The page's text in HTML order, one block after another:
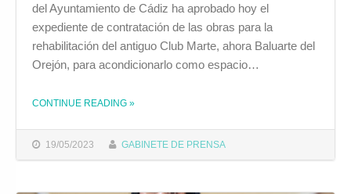
19/05/2023 GABINETE DE PRENSA
del Ayuntamiento de Cádiz ha aprobado hoy el
expediente de contratación de las obras para la
rehabilitación del antiguo Club Marte, ahora Baluarte del
Orejón, para acondicionarlo como espacio…
CONTINUE READING THE "LA JUNTA DE GOBIERNO APRUEBA EL EXPEDIENTE DE CONTRATACIÓN PARA ACONDICIONAR EL BALUARTE DEL OREJÓN COMO ESPACIO CULTURAL"
»